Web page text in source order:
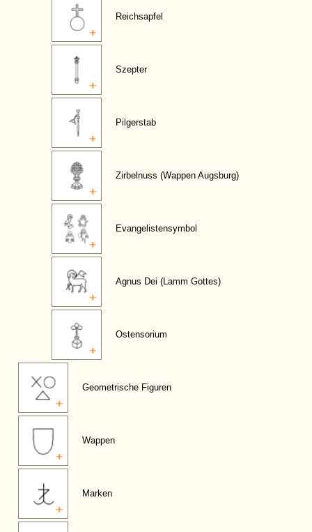
Reichsapfel
Szepter
Pilgerstab
Zirbelnuss (Wappen Augsburg)
Evangelistensymbol
Agnus Dei (Lamm Gottes)
Ostensorium
Geometrische Figuren
Wappen
Marken